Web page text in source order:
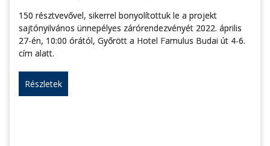
150 résztvevővel, sikerrel bonyolítottuk le a projekt
sajtónyilvános ünnepélyes zárórendezvényét 2022. április
27-én, 10:00 órától, Győrött a Hotel Famulus Budai út 4-6.
cím alatt.
Részletek